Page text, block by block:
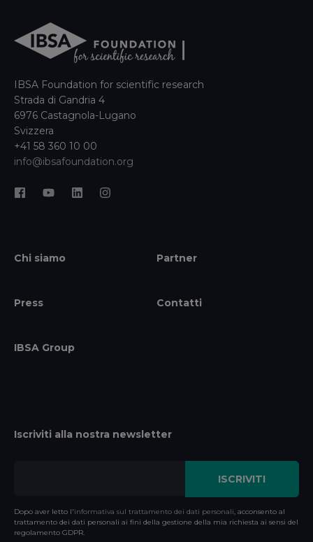
IBSA Foundation for scientific research
Strada di Gandria 4
6976 Castagnola-Lugano
Svizzera
+41 58 360 10 00
info@ibsafoundation.org
Chi siamo Partner
Press Contatti
IBSA Group
Iscriviti alla nostra newsletter
Dopo aver letto l'informativa sul trattamento dei dati personali , acconsento al
trattamento dei dati personali ai fini della gestione della mia richiesta ai sensi del
regolamento GDPR.